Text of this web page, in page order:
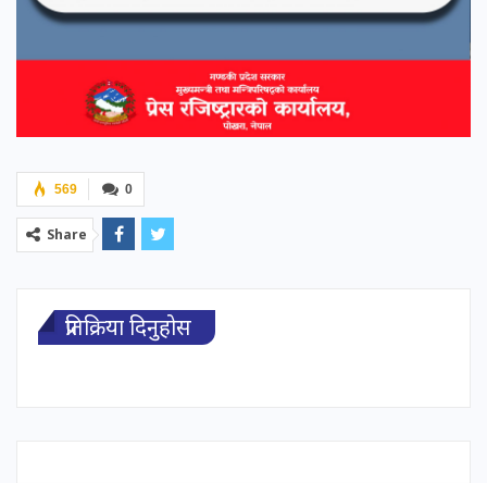
0
569
Share
प्रतिक्रिया दिनुहोस